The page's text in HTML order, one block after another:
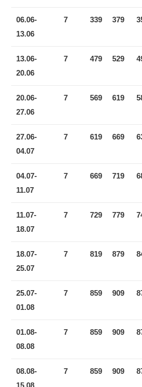
06.06-
13.06
7 339 379
13.06-
20.06
7 479 529
20.06-
27.06
7 569 619
27.06-
04.07
7 619 669
04.07-
11.07
7 669 719
11.07-
18.07
7 729 779
18.07-
25.07
7 819 879
25.07-
01.08
7 859 909
01.08-
08.08
7 859 909
08.08-
7 859 909